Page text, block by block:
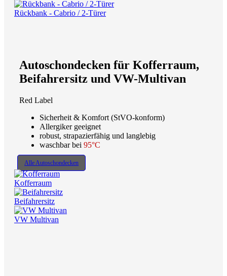
Rückbank - Cabrio / 2-Türer
Autoschondecken für Kofferraum,
Beifahrersitz und VW-Multivan
Red Label
Sicherheit & Komfort (StVO-konform)
Allergiker geeignet
robust, strapazierfähig und langlebig
waschbar bei 95°C
Alle Autoschondecken
Kofferraum
Beifahrersitz
VW Multivan